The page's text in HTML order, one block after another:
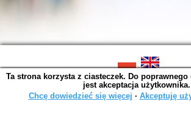
SOWA OPAC v. 6.11.10 (2026-07-24)
Wygenerowano w 0,0022 s.
Ta strona korzysta z ciasteczek. Do poprawnego
jest akceptacja użytkownika.
Chcę dowiedzieć się więcej ∙ Akceptuję